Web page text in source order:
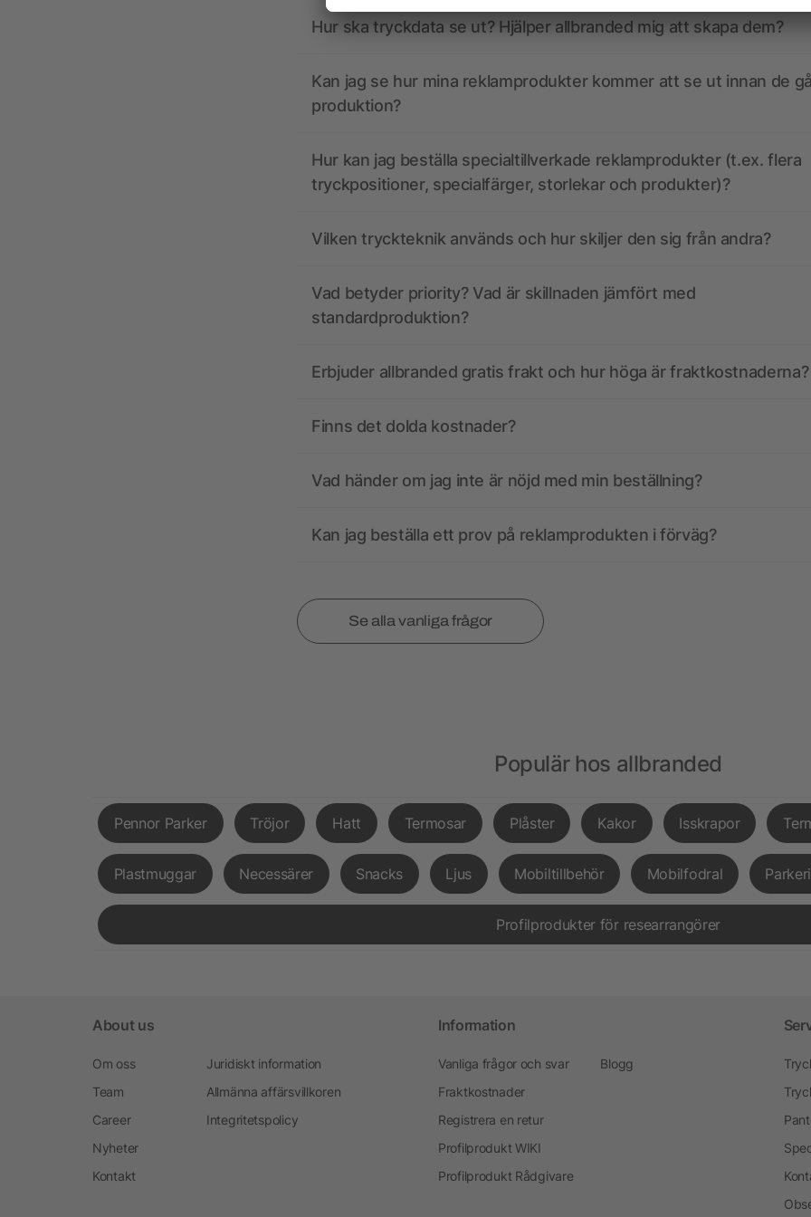
Hur ska tryckdata se ut? Hjälper allbranded mig att skapa dem?
Kan jag se hur mina reklamprodukter kommer att se ut innan de
produktion?
Hur kan jag beställa specialtillverkade reklamprodukter (t.ex. flera
tryckpositioner, specialfärger, storlekar och produkter)?
Vilken tryckteknik används och hur skiljer den sig från andra?
Vad betyder priority? Vad är skillnaden jämfört med
standardproduktion?
Erbjuder allbranded gratis frakt och hur höga är fraktkostnaderna?
Finns det dolda kostnader?
Vad händer om jag inte är nöjd med min beställning?
Kan jag beställa ett prov på reklamprodukten i förväg?
Se alla vanliga frågor
Populär hos allbranded
Pennor Parker Tröjor Hatt Termosar Plåster Kakor Isskrapor
Plastmuggar Necessärer Snacks Ljus Mobiltillbehör Mobilfodral
Profilprodukter för researrangörer
About us
Om oss
Team
Career
Nyheter
Kontakt
Juridiskt information
Allmänna affärsvillkoren
Integritetspolicy
Information
Vanliga frågor och svar
Fraktkostnader
Registrera en retur
Profilprodukt WIKI
Profilprodukt Rådgivare
Blogg